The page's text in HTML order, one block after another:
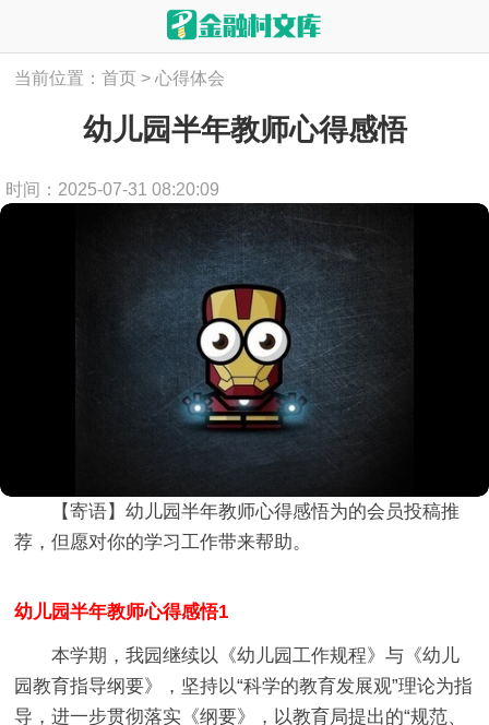
当前位置：首页 > 心得体会
幼儿园半年教师心得感悟
时间：2025-07-31 08:20:09
【寄语】幼儿园半年教师心得感悟为的会员投稿推
荐，但愿对你的学习工作带来帮助。
幼儿园半年教师心得感悟1
本学期，我园继续以《幼儿园工作规程》与《幼儿
园教育指导纲要》，坚持以“科学的教育发展观”理论为指
导，进一步贯彻落实《纲要》，以教育局提出的“规范、